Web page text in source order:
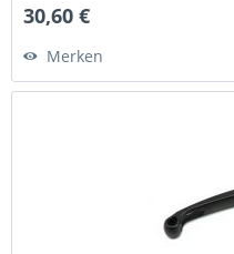
30,60 €
Merken